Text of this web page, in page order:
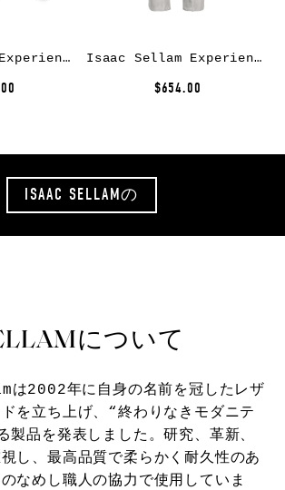
Isaac Sellam Experience Equivocation puffer jacekt – Black Isaac Sellam Experience cropped track pants – Grey
$654.00
ISAAC SELLAMの
について
2002年に自身の名前を冠したレザ
を立ち上げ、“終わりなきモダニテ
製品を発表しました。研究、革新、
し、最高品質で柔らかく耐久性のあ
なめし職人の協力で使用していま